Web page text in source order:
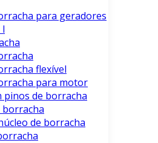
para geradores
l
flexível
para motor
pinos de borracha
borracha
de borracha